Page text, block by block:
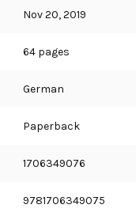
Nov 20, 2019
64 pages
German
Paperback
1706349076
9781706349075